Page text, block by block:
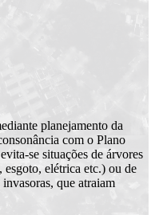
planejamento da
com o Plano
se situações de árvores
esgoto, elétrica etc.) ou de
que atraiam